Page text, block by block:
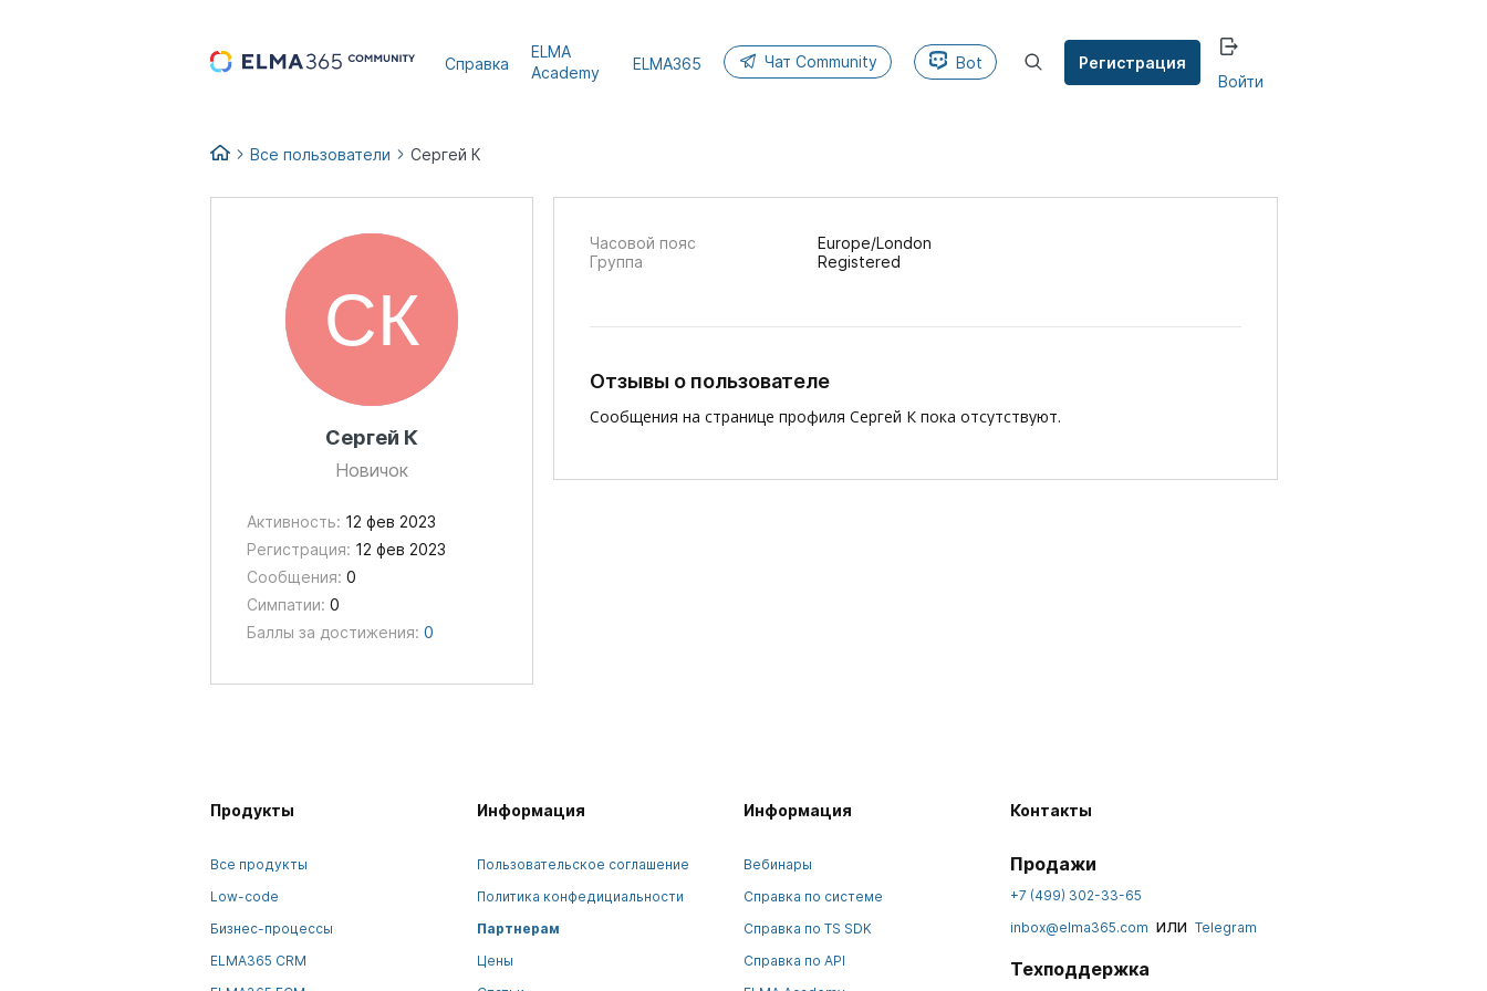
Справка
ELMA
Academy
ELMA365 Чат Community Bot
Регистрация
Войти
Все пользователи Сергей К
Сергей К
Новичок
Активность: 12 фев 2023
Регистрация: 12 фев 2023
Сообщения: 0
Симпатии: 0
Баллы за достижения: 0
Часовой пояс
Europe/London
Группа
Registered
Отзывы о пользователе
Сообщения на странице профиля Сергей К пока отсутствуют.
Продукты
Все продукты
Low-code
Бизнес-процессы
ELMA365 CRM
Информация
Пользовательское соглашение
Политика конфедициальности
Партнерам
Цены
Информация
Вебинары
Справка по системе
Справка по TS SDK
Справка по API
Контакты
Продажи
+7 (499) 302-33-65
inbox@elma365.com или Telegram
Техподдержка